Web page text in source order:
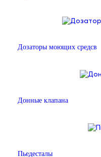
Дозаторы моющих средсв
Донные клапана
Пьедесталы